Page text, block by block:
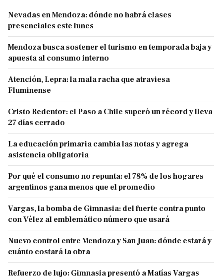
Nevadas en Mendoza: dónde no habrá clases
presenciales este lunes
Mendoza busca sostener el turismo en temporada baja y
apuesta al consumo interno
Atención, Lepra: la mala racha que atraviesa
Fluminense
Cristo Redentor: el Paso a Chile superó un récord y lleva
27 días cerrado
La educación primaria cambia las notas y agrega
asistencia obligatoria
Por qué el consumo no repunta: el 78% de los hogares
argentinos gana menos que el promedio
Vargas, la bomba de Gimnasia: del fuerte contra punto
con Vélez al emblemático número que usará
Nuevo control entre Mendoza y San Juan: dónde estará y
cuánto costará la obra
Refuerzo de lujo: Gimnasia presentó a Matías Vargas